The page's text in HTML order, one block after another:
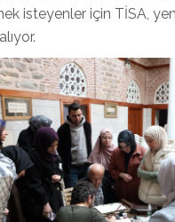
isteyenler için TİSA,